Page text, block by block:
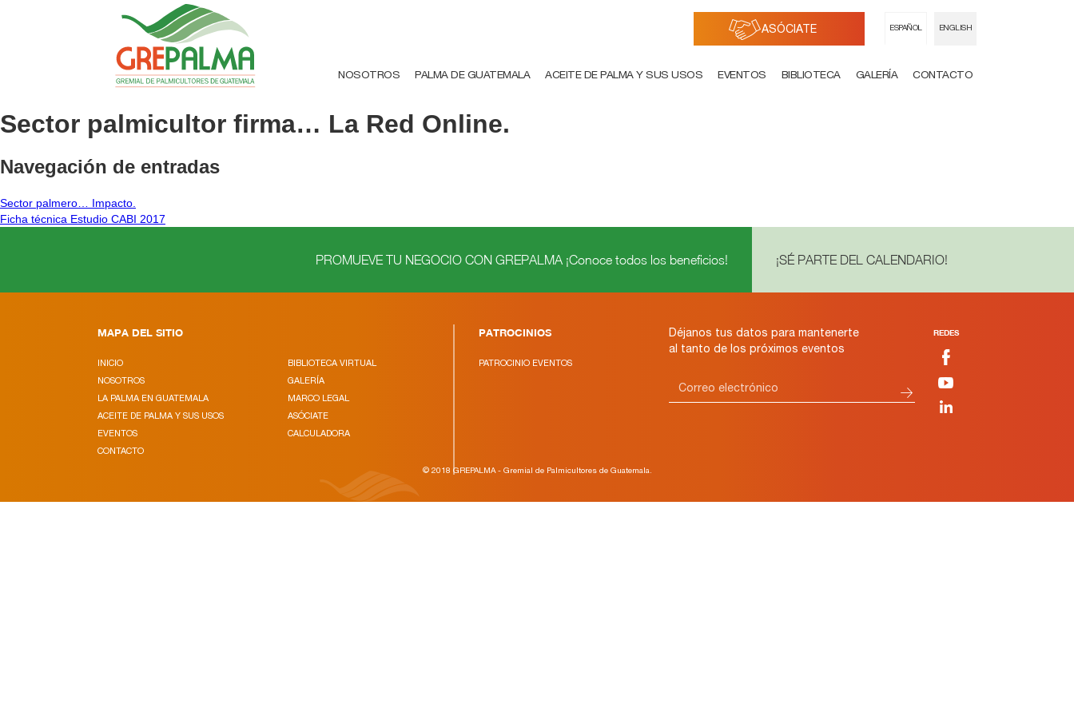
ESPAÑOL ENGLISH
ASÓCIATE
NOSOTROS PALMA DE GUATEMALA ACEITE DE PALMA Y SUS USOS EVENTOS BIBLIOTECA GALERÍA CONTACTO
Sector palmicultor firma… La Red Online.
Navegación de entradas
Sector palmero… Impacto.
Ficha técnica Estudio CABI 2017
PROMUEVE TU NEGOCIO CON GREPALMA ¡Conoce todos los beneficios! ¡SÉ PARTE DEL CALENDARIO!
MAPA DEL SITIO
INICIO
NOSOTROS
LA PALMA EN GUATEMALA
ACEITE DE PALMA Y SUS USOS
EVENTOS
CONTACTO
BIBLIOTECA VIRTUAL
GALERÍA
MARCO LEGAL
ASÓCIATE
CALCULADORA
PATROCINIOS
PATROCINIO EVENTOS
Déjanos tus datos para mantenerte
al tanto de los próximos eventos
REDES
© 2018 GREPALMA - Gremial de Palmicultores de Guatemala.